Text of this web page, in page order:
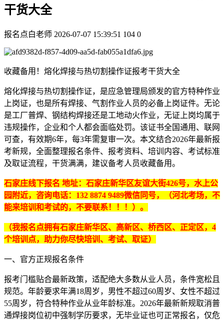
干货大全
报名点白老师 2026-07-07 15:39:51 104 0
收藏备用！熔化焊接与热切割操作证报考干货大全
熔化焊接与热切割操作证，是应急管理局颁发的官方特种作业
上岗证，也是所有焊接、气割作业人员的必备上岗证件。无论
是工厂普焊、钢结构焊接还是工地动火作业，无证上岗均属于
违规操作，企业和个人都会面临处罚。该证书全国通用、联网
可查，有效期6年，每3年需复审一次。本文结合2026年最新报
考新规，全面整理报名条件、报考资料、培训内容、考试标准
及取证流程，干货满满，建议备考人员收藏备用。
石家庄线下报名 地址：石家庄新华区友谊大街426号，水上公
园附近，咨询电话： 132 8874 9489微信同号，（河北考场，不
能来培训和考试的，不要联系！！！）。
（我报名点拥有石家庄新华区、高新区、桥西区、正定区，4
个培训点，助力你尽快培训、考试、取证）
一、官方正规报名条件
报考门槛贴合最新政策，适配绝大多数从业人员，条件宽松且
规范。年龄要求年满18周岁，男性不超过60周岁、女性不超过
55周岁，符合特种作业从业年龄标准。2026年最新新规取消普
通焊接岗位初中强制学历要求，无毕业证也可正常报名，仅危